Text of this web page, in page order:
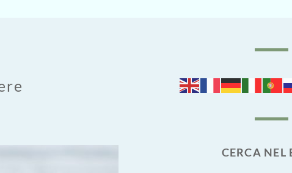
CERCA NEL